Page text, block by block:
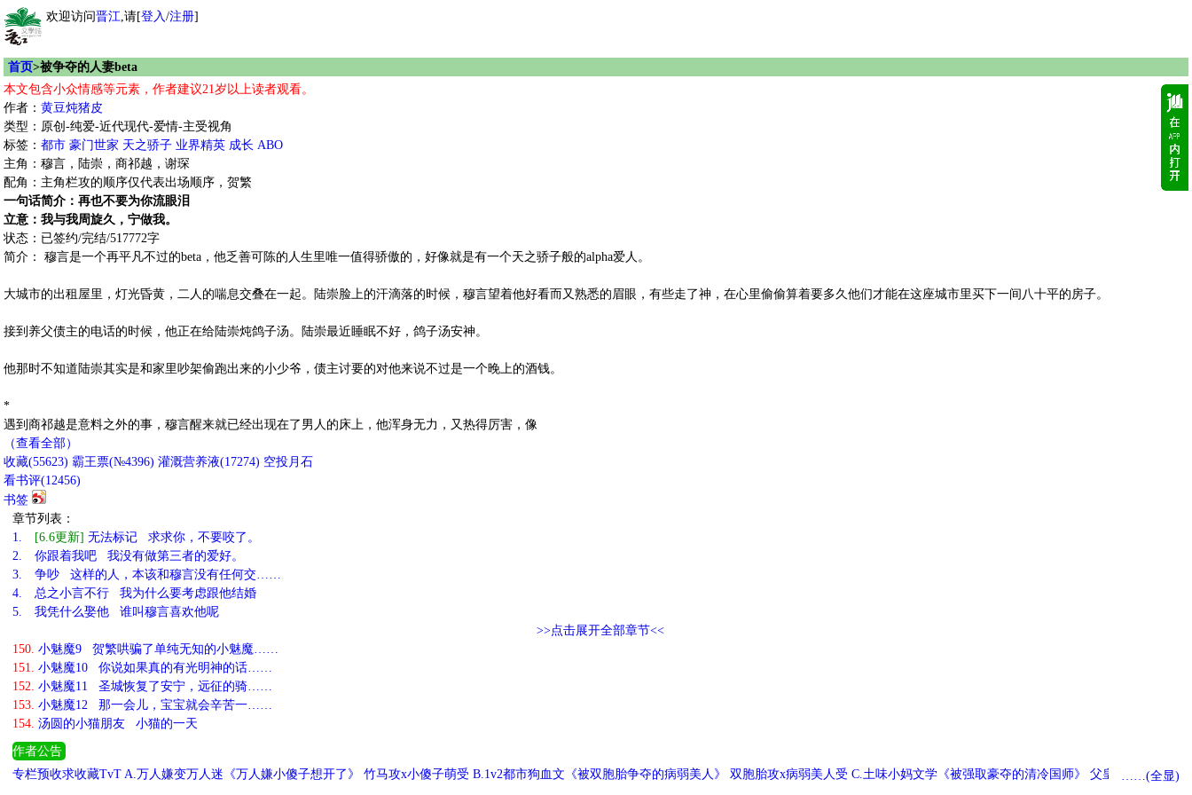
欢迎访问晋江,请[登入/注册]
首页>被争夺的人妻beta
本文包含小众情感等元素，作者建议21岁以上读者观看。
作者： 黄豆炖猪皮
类型：原创-纯爱-近代现代-爱情-主受视角
标签： 都市 豪门世家 天之骄子 业界精英 成长 ABO
主角：穆言，陆崇，商祁越，谢琛
配角：主角栏攻的顺序仅代表出场顺序，贺繁
一句话简介：再也不要为你流眼泪
立意：我与我周旋久，宁做我。
状态：已签约/完结/517772字
简介： 穆言是一个再平凡不过的beta，他乏善可陈的人生里唯一值得骄傲的，好像就是有一个天之骄子般的alpha爱人。
大城市的出租屋里，灯光昏黄，二人的喘息交叠在一起。陆崇脸上的汗滴落的时候，穆言望着他好看而又熟悉的眉眼，有些走了神，在心里偷偷算着要多久他们才能在这座城市里买下一间八十平的房子。
接到养父债主的电话的时候，他正在给陆崇炖鸽子汤。陆崇最近睡眠不好，鸽子汤安神。
他那时不知道陆崇其实是和家里吵架偷跑出来的小少爷，债主讨要的对他来说不过是一个晚上的酒钱。
*
遇到商祁越是意料之外的事，穆言醒来就已经出现在了男人的床上，他浑身无力，又热得厉害，像
（查看全部）
收藏(55623) 霸王票(№4396) 灌溉营养液(17274) 空投月石
看书评(12456)
书签
章节列表：
1.
[6.6更新] 无法标记 求求你，不要咬了。
2.
你跟着我吧 我没有做第三者的爱好。
3.
争吵 这样的人，本该和穆言没有任何交……
4.
总之小言不行 我为什么要考虑跟他结婚
5.
我凭什么娶他 谁叫穆言喜欢他呢
>>点击展开全部章节<<
150. 小魅魔9 贺繁哄骗了单纯无知的小魅魔……
151. 小魅魔10 你说如果真的有光明神的话……
152. 小魅魔11 圣城恢复了安宁，远征的骑……
153. 小魅魔12 那一会儿，宝宝就会辛苦一……
154. 汤圆的小猫朋友 小猫的一天
作者公告
专栏预收求收藏TvT A.万人嫌变万人迷《万人嫌小傻子想开了》 竹马攻x小傻子萌受 B.1v2都市狗血文《被双胞胎争夺的病弱美人》 双胞胎攻x病弱美人受 C.土味小妈文学《被强取豪夺的清冷国师》 父皇可以，孤不
……(全显)